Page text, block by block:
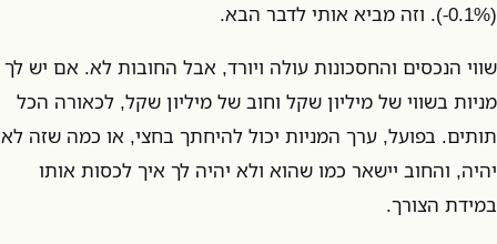
(0.1%-). וזה מביא אותי לדבר הבא.
שווי הנכסים והחסכונות עולה ויורד, אבל החובות לא. אם יש לך
מניות בשווי של מיליון שקל וחוב של מיליון שקל, לכאורה הכל
תותים. בפועל, ערך המניות יכול להיחתך בחצי, או כמה שזה לא
יהיה, והחוב יישאר כמו שהוא ולא יהיה לך איך לכסות אותו
במידת הצורך.